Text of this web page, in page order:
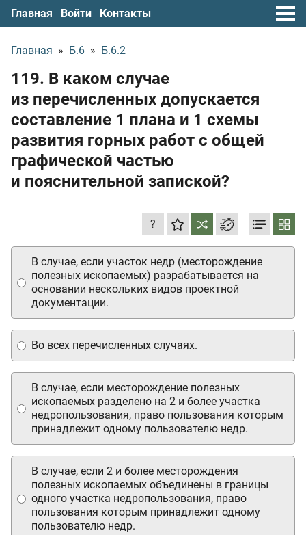
Главная Войти Контакты
Главная » Б.6 » Б.6.2
119. В каком случае
из перечисленных допускается
составление 1 плана и 1 схемы
развития горных работ с общей
графической частью
и пояснительной запиской?
?
Во всех перечисленных случаях.
В случае, если 2 и более месторождения
полезных ископаемых объединены в границы
одного участка недропользования, право
пользования которым принадлежит одному
пользователю недр.
В случае, если участок недр (месторождение
полезных ископаемых) разрабатывается на
основании нескольких видов проектной
документации.
В случае, если месторождение полезных
ископаемых разделено на 2 и более участка
недропользования, право пользования которым
принадлежит одному пользователю недр.